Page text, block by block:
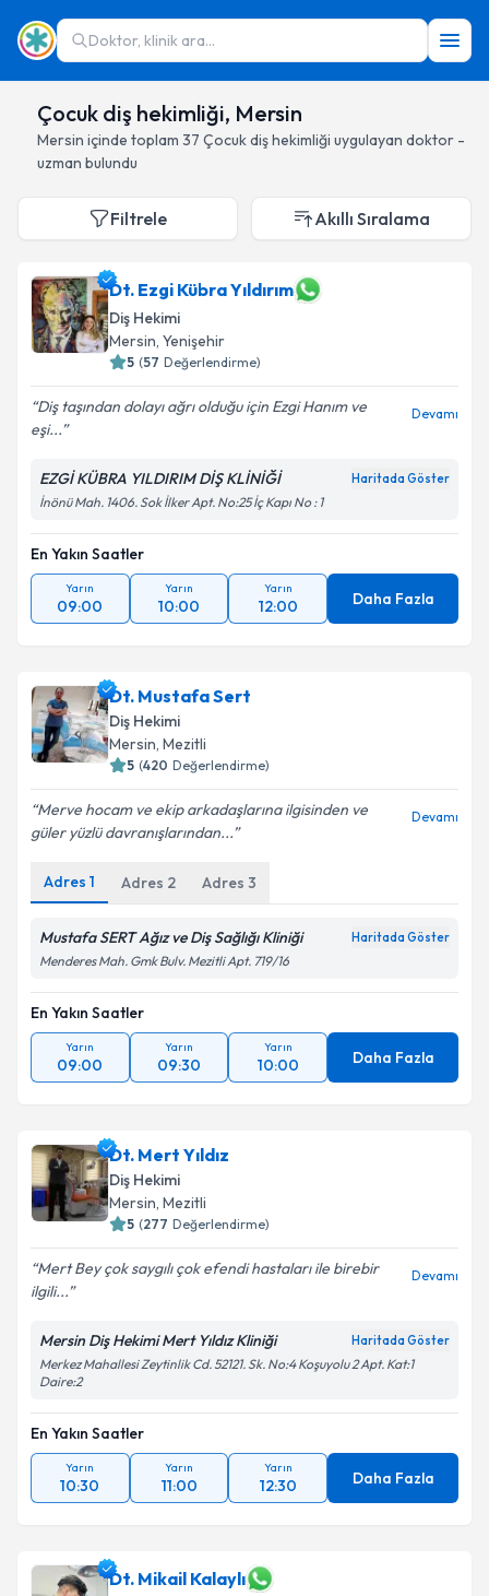
Doktor, klinik ara...
Çocuk diş hekimliği, Mersin
Mersin içinde toplam 37 Çocuk diş hekimliği uygulayan doktor -
uzman bulundu
Filtrele Akıllı Sıralama
Dt. Ezgi Kübra Yıldırım
Diş Hekimi
Mersin, Yenişehir
5 (57 Değerlendirme)
Diş taşından dolayı ağrı olduğu için Ezgi Hanım ve
eşi...
Devamı
EZGİ KÜBRA YILDIRIM DİŞ KLİNİĞİ Haritada Göster
İnönü Mah. 1406. Sok İlker Apt. No:25 İç Kapı No : 1
En Yakın Saatler
Yarın
09:00
Yarın
10:00
Yarın
12:00 Daha Fazla
Dt. Mustafa Sert
Diş Hekimi
Mersin, Mezitli
5 (420 Değerlendirme)
Merve hocam ve ekip arkadaşlarına ilgisinden ve
güler yüzlü davranışlarından...
Devamı
Adres 1 Adres 2 Adres 3
Mustafa SERT Ağız ve Diş Sağlığı Kliniği Haritada Göster
Menderes Mah. Gmk Bulv. Mezitli Apt. 719/16
En Yakın Saatler
Yarın
09:00
Yarın
09:30
Yarın
10:00 Daha Fazla
Dt. Mert Yıldız
Diş Hekimi
Mersin, Mezitli
5 (277 Değerlendirme)
Mert Bey çok saygılı çok efendi hastaları ile birebir
ilgili...
Devamı
Mersin Diş Hekimi Mert Yıldız Kliniği Haritada Göster
Merkez Mahallesi Zeytinlik Cd. 52121. Sk. No:4 Koşuyolu 2 Apt. Kat:1
Daire:2
En Yakın Saatler
Yarın
10:30
Yarın
11:00
Yarın
12:30 Daha Fazla
Dt. Mikail Kalaylı